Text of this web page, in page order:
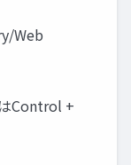
Web
Control +